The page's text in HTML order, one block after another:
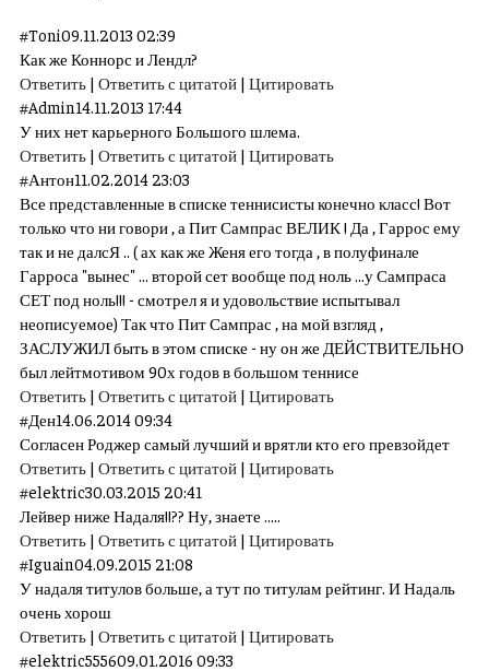
#Toni09.11.2013 02:39
Как же Коннорс и Лендл?
Ответить | Ответить с цитатой | Цитировать
#Admin14.11.2013 17:44
У них нет карьерного Большого шлема.
Ответить | Ответить с цитатой | Цитировать
#Антон11.02.2014 23:03
Все представленные в списке теннисисты конечно класс! Вот
только что ни говори , а Пит Сампрас ВЕЛИК ! Да , Гаррос ему
так и не далсЯ .. ( ах как же Женя его тогда , в полуфинале
Гарроса "вынес" ... второй сет вообще под ноль ...у Сампраса
СЕТ под ноль!!! - смотрел я и удовольствие испытывал
неописуемое) Так что Пит Сампрас , на мой взгляд ,
ЗАСЛУЖИЛ быть в этом списке - ну он же ДЕЙСТВИТЕЛЬНО
был лейтмотивом 90х годов в большом теннисе
Ответить | Ответить с цитатой | Цитировать
#Ден14.06.2014 09:34
Согласен Роджер самый лучший и врятли кто его превзойдет
Ответить | Ответить с цитатой | Цитировать
#elektric30.03.2015 20:41
Лейвер ниже Надаля!!?? Ну, знаете .....
Ответить | Ответить с цитатой | Цитировать
#Iguain04.09.2015 21:08
У надаля титулов больше, а тут по титулам рейтинг. И Надаль
очень хорош
Ответить | Ответить с цитатой | Цитировать
#elektric555609.01.2016 09:33